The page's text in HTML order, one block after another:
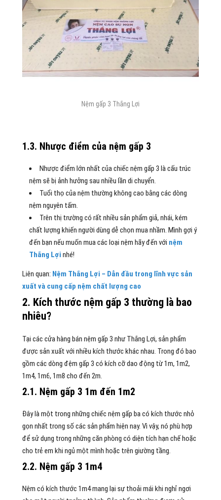
Nệm gấp 3 Thắng Lợi
1.3. Nhược điểm của nệm gấp 3
Nhược điểm lớn nhất của chiếc nệm gấp 3 là cấu trúc
nệm sẽ bị ảnh hưởng sau nhiều lần di chuyển.
Tuổi thọ của nệm thường không cao bằng các dòng
nệm nguyên tấm.
Trên thị trường có rất nhiều sản phẩm giả, nhái, kém
chất lượng khiến người dùng dễ chọn mua nhầm. Mình gợi ý
đến bạn nếu muốn mua các loại nệm hãy đến với nệm
Thắng Lợi nhé!
Liên quan: Nệm Thắng Lợi – Dẫn đầu trong lĩnh vực sản
xuất và cung cấp nệm chất lượng cao
2. Kích thước nệm gấp 3 thường là bao
nhiêu?
Tại các cửa hàng bán nệm gấp 3 như Thắng Lợi, sản phẩm
được sản xuất với nhiều kích thước khác nhau. Trong đó bao
gồm các dòng đệm gấp 3 có kích cỡ dao động từ 1m, 1m2,
1m4, 1m6, 1m8 cho đến 2m.
2.1. Nệm gấp 3 1m đến 1m2
Đây là một trong những chiếc nệm gấp ba có kích thước nhỏ
gọn nhất trong số các sản phẩm hiện nay. Vì vậy, nó phù hợp
để sử dụng trong những căn phòng có diện tích hạn chế hoặc
cho trẻ em khi ngủ một mình hoặc trên giường tầng.
2.2. Nệm gấp 3 1m4
Nệm có kích thước 1m4 mang lại sự thoải mái khi nghỉ ngơi